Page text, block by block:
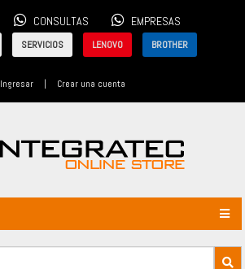
CONSULTAS EMPRESAS
SERVICIOS LENOVO BROTHER
Ingresar | Crear una cuenta